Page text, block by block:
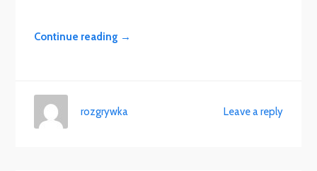
Continue reading →
Leave a reply
rozgrywka